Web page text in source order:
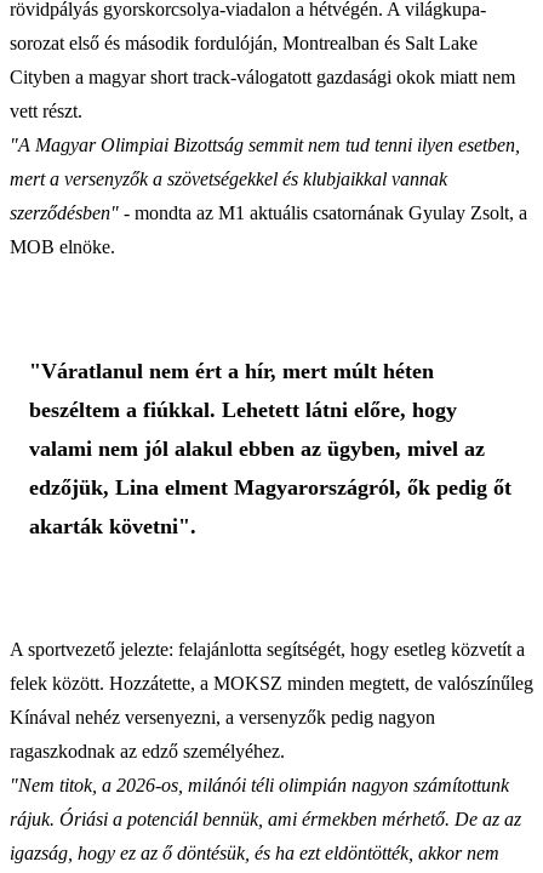
rövidpályás gyorskorcsolya-viadalon a hétvégén. A világkupa-
sorozat első és második fordulóján, Montrealban és Salt Lake
Cityben a magyar short track-válogatott gazdasági okok miatt nem
vett részt.
"A Magyar Olimpiai Bizottság semmit nem tud tenni ilyen esetben,
mert a versenyzők a szövetségekkel és klubjaikkal vannak
szerződésben" - mondta az M1 aktuális csatornának Gyulay Zsolt, a
MOB elnöke.
"Váratlanul nem ért a hír, mert múlt héten
beszéltem a fiúkkal. Lehetett látni előre, hogy
valami nem jól alakul ebben az ügyben, mivel az
edzőjük, Lina elment Magyarországról, ők pedig őt
akarták követni".
A sportvezető jelezte: felajánlotta segítségét, hogy esetleg közvetít a
felek között. Hozzátette, a MOKSZ minden megtett, de valószínűleg
Kínával nehéz versenyezni, a versenyzők pedig nagyon
ragaszkodnak az edző személyéhez.
"Nem titok, a 2026-os, milánói téli olimpián nagyon számítottunk
rájuk. Óriási a potenciál bennük, ami érmekben mérhető. De az az
igazság, hogy ez az ő döntésük, és ha ezt eldöntötték, akkor nem